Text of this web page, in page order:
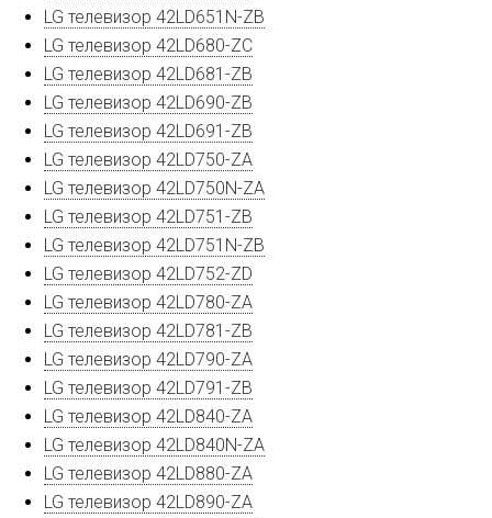
LG телевизор 42LD651N-ZB
LG телевизор 42LD680-ZC
LG телевизор 42LD681-ZB
LG телевизор 42LD690-ZB
LG телевизор 42LD691-ZB
LG телевизор 42LD750-ZA
LG телевизор 42LD750N-ZA
LG телевизор 42LD751-ZB
LG телевизор 42LD751N-ZB
LG телевизор 42LD752-ZD
LG телевизор 42LD780-ZA
LG телевизор 42LD781-ZB
LG телевизор 42LD790-ZA
LG телевизор 42LD791-ZB
LG телевизор 42LD840-ZA
LG телевизор 42LD840N-ZA
LG телевизор 42LD880-ZA
LG телевизор 42LD890-ZA